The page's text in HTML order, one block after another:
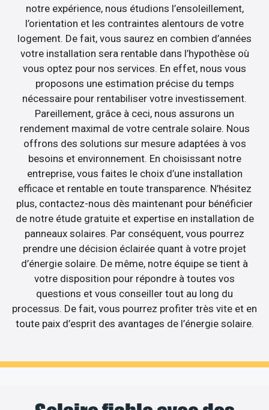
notre expérience, nous étudions l’ensoleillement,
l’orientation et les contraintes alentours de votre
logement. De fait, vous saurez en combien d’années
votre installation sera rentable dans l’hypothèse où
vous optez pour nos services. En effet, nous vous
proposons une estimation précise du temps
nécessaire pour rentabiliser votre investissement.
Pareillement, grâce à ceci, nous assurons un
rendement maximal de votre centrale solaire. Nous
offrons des solutions sur mesure adaptées à vos
besoins et environnement. En choisissant notre
entreprise, vous faites le choix d’une installation
efficace et rentable en toute transparence. N’hésitez
plus, contactez-nous dès maintenant pour bénéficier
de notre étude gratuite et expertise en installation de
panneaux solaires. Par conséquent, vous pourrez
prendre une décision éclairée quant à votre projet
d’énergie solaire. De même, notre équipe se tient à
votre disposition pour répondre à toutes vos
questions et vous conseiller tout au long du
processus. De fait, vous pourrez profiter très vite et en
toute paix d’esprit des avantages de l’énergie solaire.